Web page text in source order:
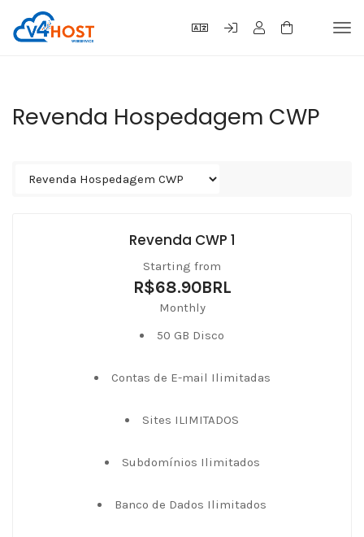
Revenda Hospedagem CWP
Revenda CWP 1
Starting from
R$68.90BRL
Monthly
50 GB Disco
Contas de E-mail Ilimitadas
Sites ILIMITADOS
Subdomínios Ilimitados
Banco de Dados Ilimitados